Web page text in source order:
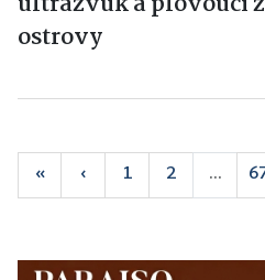
ostrovy
« ‹ 1 2 ...